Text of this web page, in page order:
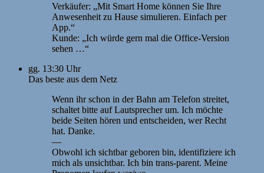
Verkäufer: „Mit Smart Home können Sie Ihre
Anwesenheit zu Hause simulieren. Einfach per
App.“
Kunde: „Ich würde gern mal die Office-Version
sehen …“
gg. 13:30 Uhr
Das beste aus dem Netz
Wenn ihr schon in der Bahn am Telefon streitet,
schaltet bitte auf Lautsprecher um. Ich möchte
beide Seiten hören und entscheiden, wer Recht
hat. Danke.
—
Obwohl ich sichtbar geboren bin, identifiziere ich
mich als unsichtbar. Ich bin trans-parent. Meine